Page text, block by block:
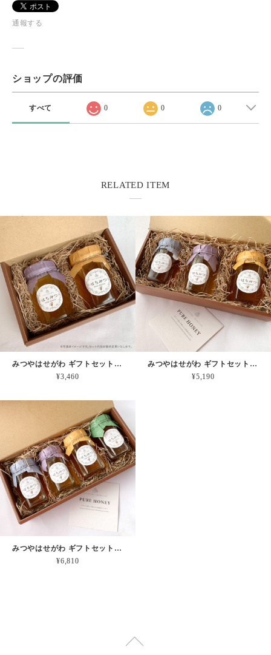
通報する
ショップの評価
すべて 0 0 0
RELATED ITEM
みつやはせがわ ギフトセット【２個入り】
¥3,460
みつやはせがわ ギフトセット【３個入り】
¥5,190
みつやはせがわ ギフトセット【４個入り】
¥6,810